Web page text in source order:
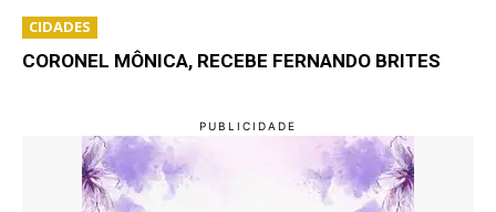
CIDADES
CORONEL MÔNICA, RECEBE FERNANDO BRITES